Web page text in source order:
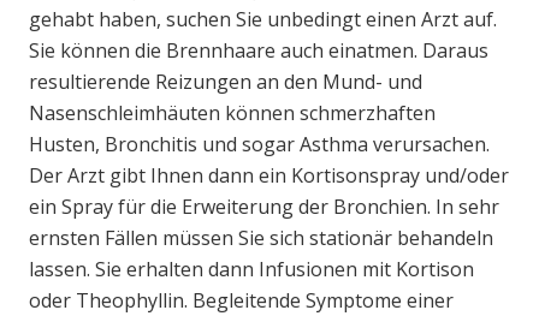
gehabt haben, suchen Sie unbedingt einen Arzt auf.
Sie können die Brennhaare auch einatmen. Daraus
resultierende Reizungen an den Mund- und
Nasenschleimhäuten können schmerzhaften
Husten, Bronchitis und sogar Asthma verursachen.
Der Arzt gibt Ihnen dann ein Kortisonspray und/oder
ein Spray für die Erweiterung der Bronchien. In sehr
ernsten Fällen müssen Sie sich stationär behandeln
lassen. Sie erhalten dann Infusionen mit Kortison
oder Theophyllin. Begleitende Symptome einer